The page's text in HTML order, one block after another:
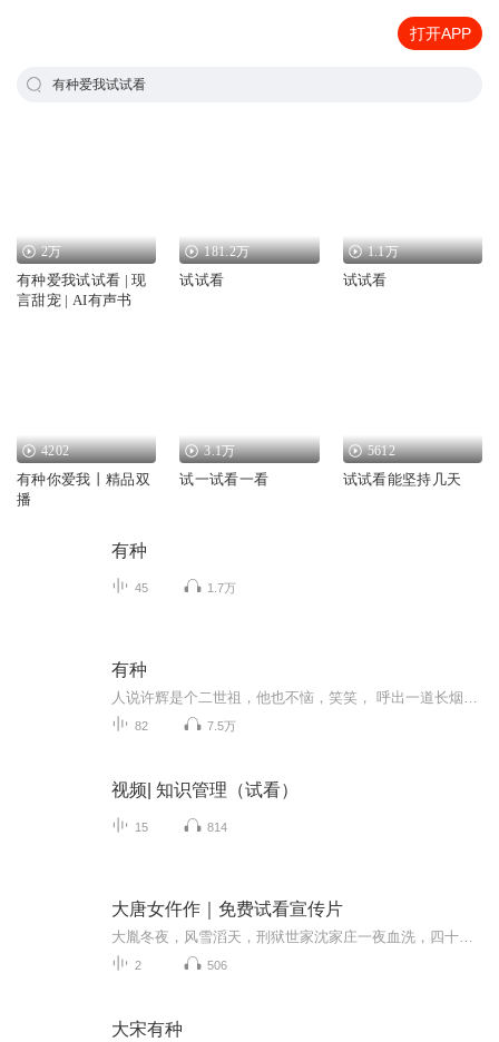
打开APP
有种爱我试试看
2万
有种爱我试试看 | 现
言甜宠 | AI有声书
181.2万
试试看
1.1万
试试看
4202
有种你爱我丨精品双
播
3.1万
试一试看一看
5612
试试看能坚持几天
有种
45 1.7万
有种
82 7.5万
视频| 知识管理（试看）
15 814
大唐女仵作｜免费试看宣传片
2 506
大宋有种